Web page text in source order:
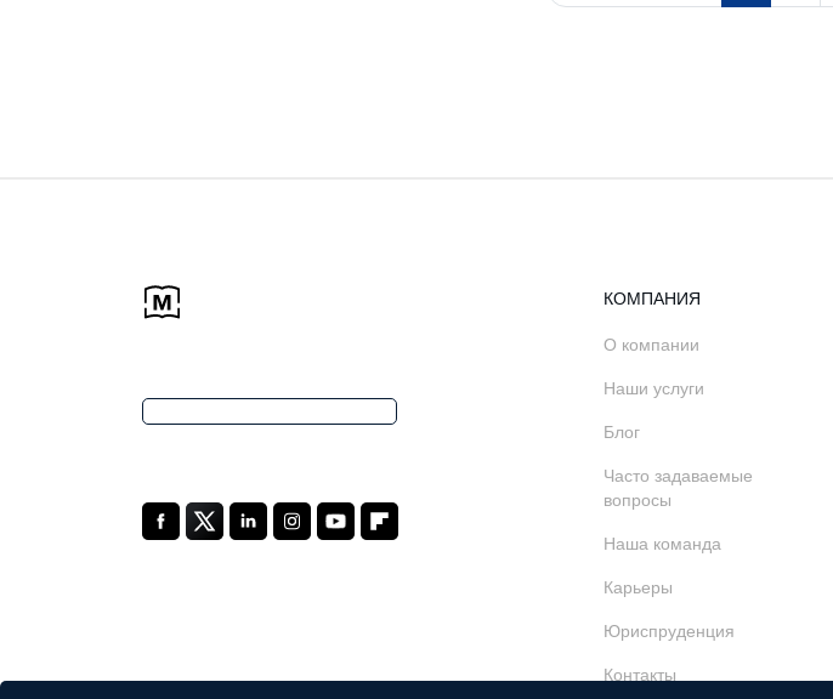
КОМПАНИЯ
О компании
Наши услуги
Блог
Часто задаваемые
вопросы
Наша команда
Карьеры
Юриспруденция
Контакты